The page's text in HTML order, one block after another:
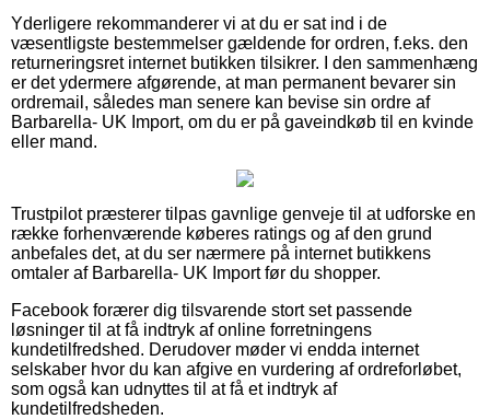
Yderligere rekommanderer vi at du er sat ind i de
væsentligste bestemmelser gældende for ordren, f.eks. den
returneringsret internet butikken tilsikrer. I den sammenhæng
er det ydermere afgørende, at man permanent bevarer sin
ordremail, således man senere kan bevise sin ordre af
Barbarella- UK Import, om du er på gaveindkøb til en kvinde
eller mand.
Trustpilot præsterer tilpas gavnlige genveje til at udforske en
række forhenværende køberes ratings og af den grund
anbefales det, at du ser nærmere på internet butikkens
omtaler af Barbarella- UK Import før du shopper.
Facebook forærer dig tilsvarende stort set passende
løsninger til at få indtryk af online forretningens
kundetilfredshed. Derudover møder vi endda internet
selskaber hvor du kan afgive en vurdering af ordreforløbet,
som også kan udnyttes til at få et indtryk af
kundetilfredsheden.